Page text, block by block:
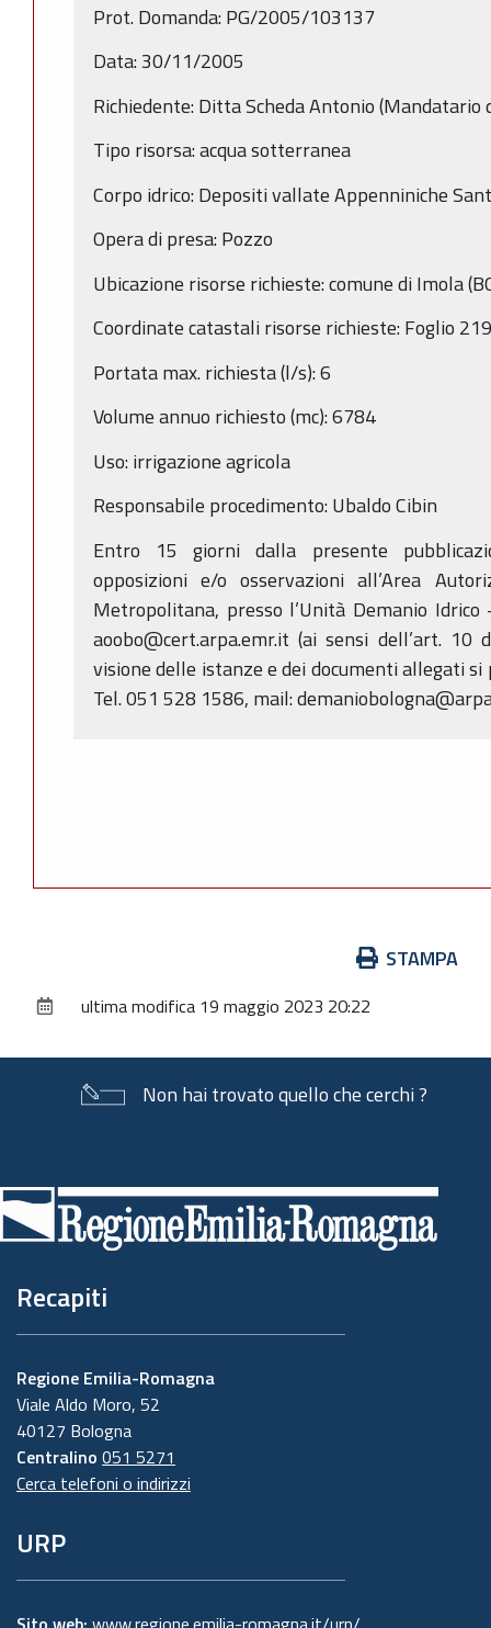
Prot. Domanda: PG/2005/103137
Data: 30/11/2005
Richiedente: Ditta Scheda Antonio
Tipo risorsa: acqua sotterranea
Corpo idrico: Depositi vallate Appenniniche
Opera di presa: Pozzo
Ubicazione risorse richieste: comune di Imola
Coordinate catastali risorse richieste: Foglio
Portata max. richiesta (l/s): 6
Volume annuo richiesto (mc): 6784
Uso: irrigazione agricola
Responsabile procedimento: Ubaldo Cibin
Entro 15 giorni dalla presente
opposizioni e/o osservazioni all’Area
Metropolitana, presso l’Unità Demanio Idrico
aoobo@cert.arpa.emr.it (ai sensi dell’art. 10
visione delle istanze e dei documenti allegati
Tel. 051 528 1586, mail:
documento
STAMPA
ultima modifica 19 maggio 2023 20:22
Non hai trovato quello che cerchi ?
di
pagina
Recapiti
Regione Emilia-Romagna
Viale Aldo Moro, 52
40127 Bologna
Centralino 051 5271
Cerca telefoni o indirizzi
URP